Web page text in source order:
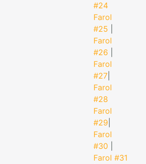
#24
Farol
#25
Farol
#26
Farol
#27
Farol
#28
Farol
#29
Farol
#30
Farol #31